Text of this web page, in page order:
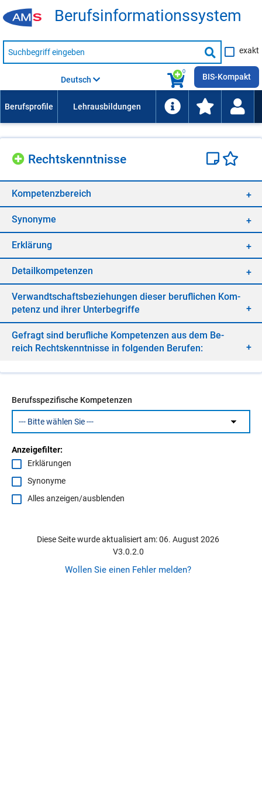
Be­rufs­in­for­ma­ti­ons­sys­tem
Suche
nach
Suche
starten
exakt
0
Deutsch BIS-Kompakt
Rechts­kennt­nis­se
Kom­pe­tenz­be­reich
Syn­ony­me
Er­klä­rung
De­tail­kom­pe­ten­zen
Ver­wandt­schafts­be­zie­hun­gen die­ser be­ruf­li­chen Kom­
pe­tenz und ih­rer Un­ter­be­grif­fe
Ge­fragt sind be­ruf­li­che Kom­pe­ten­zen aus dem Be­
reich Rechts­kennt­nis­se in fol­gen­den Be­ru­fen:
Berufsspezifische Kompetenzen
Anzeigefilter:
Erklärungen
Synonyme
Alles anzeigen/ausblenden
Diese Seite wurde aktualisiert am: 06. August 2026
V3.0.2.0
Wollen Sie einen Fehler melden?